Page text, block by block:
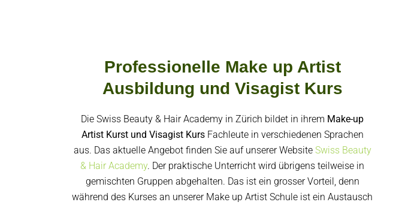
Professionelle Make up Artist
Ausbildung und Visagist Kurs
Die Swiss Beauty & Hair Academy in Zürich bildet in ihrem Make-up
Artist Kurst und Visagist KursFachleute in verschiedenen Sprachen
aus. Das aktuelle Angebot finden Sie auf unserer Website Swiss Beauty
& Hair Academy. Der praktische Unterricht wird übrigens teilweise in
gemischten Gruppen abgehalten. Das ist ein grosser Vorteil, denn
während des Kurses an unserer Make up Artist Schule ist ein Austausch